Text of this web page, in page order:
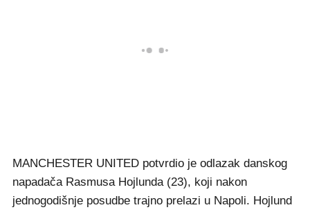
MANCHESTER UNITED potvrdio je odlazak danskog
napadača Rasmusa Hojlunda (23), koji nakon
jednogodišnje posudbe trajno prelazi u Napoli. Hojlund